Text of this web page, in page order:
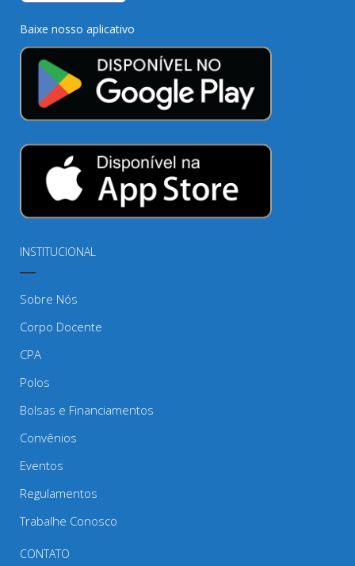
Baixe nosso aplicativo
INSTITUCIONAL
Sobre Nós
Corpo Docente
CPA
Polos
Bolsas e Financiamentos
Convênios
Eventos
Regulamentos
Trabalhe Conosco
CONTATO